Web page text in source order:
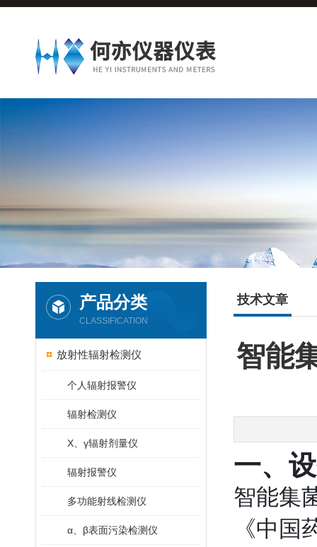
产品分类
CLASSIFICATION
放射性辐射检测仪
个人辐射报警仪
辐射检测仪
X、γ辐射剂量仪
辐射报警仪
多功能射线检测仪
α、β表面污染检测仪
技术文章
智能
一、
智能集
《中